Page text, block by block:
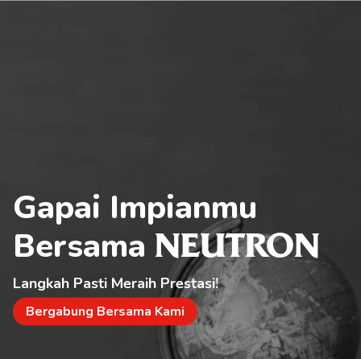
Gapai Impianmu
Bersama NEUTRON
Langkah Pasti Meraih Prestasi!
Bergabung Bersama Kami